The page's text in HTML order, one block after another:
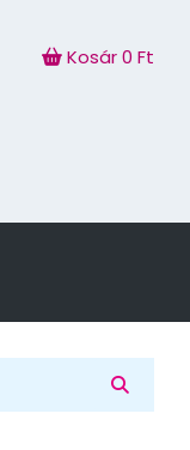
Kosár0 Ft